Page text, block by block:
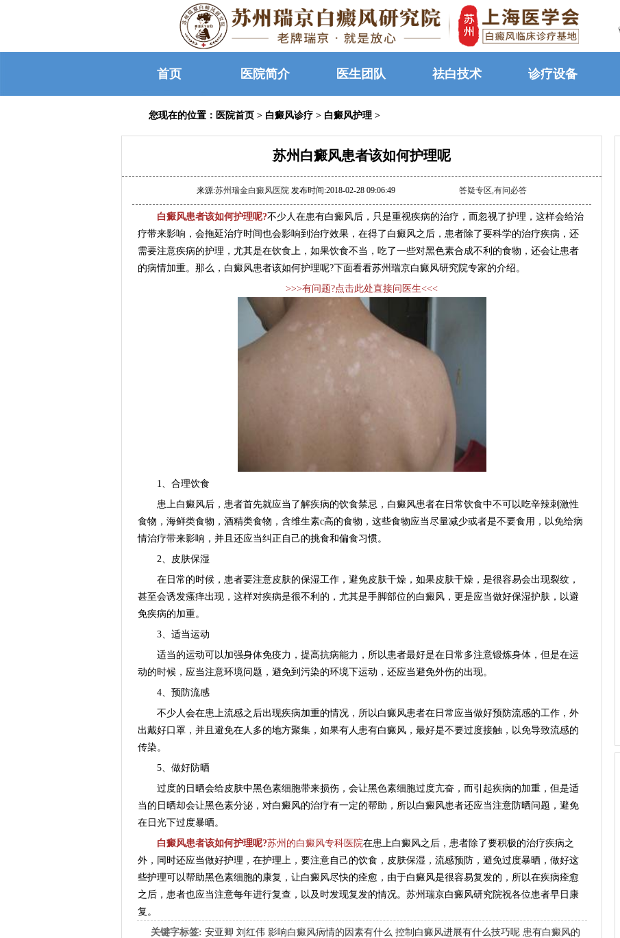
首页 医院简介 医生团队 祛白技术 诊疗设备
您现在的位置： 医院首页 > 白癜风诊疗 > 白癜风护理 >
苏州白癜风患者该如何护理呢
来源:苏州瑞金白癜风医院 发布时间:2018-02-28 09:06:49 答疑专区,有问必答
白癜风患者该如何护理呢?不少人在患有白癜风后，只是重视疾病的治疗，而忽视了护理，这样会给治
疗带来影响，会拖延治疗时间也会影响到治疗效果，在得了白癜风之后，患者除了要科学的治疗疾病，还
需要注意疾病的护理，尤其是在饮食上，如果饮食不当，吃了一些对黑色素合成不利的食物，还会让患者
的病情加重。那么，白癜风患者该如何护理呢?下面看看苏州瑞京白癜风研究院专家的介绍。
>>>有问题?点击此处直接问医生<<<
1、合理饮食
患上白癜风后，患者首先就应当了解疾病的饮食禁忌，白癜风患者在日常饮食中不可以吃辛辣刺激性
食物，海鲜类食物，酒精类食物，含维生素c高的食物，这些食物应当尽量减少或者是不要食用，以免给病
情治疗带来影响，并且还应当纠正自己的挑食和偏食习惯。
2、皮肤保湿
在日常的时候，患者要注意皮肤的保湿工作，避免皮肤干燥，如果皮肤干燥，是很容易会出现裂纹，
甚至会诱发瘙痒出现，这样对疾病是很不利的，尤其是手脚部位的白癜风，更是应当做好保湿护肤，以避
免疾病的加重。
3、适当运动
适当的运动可以加强身体免疫力，提高抗病能力，所以患者最好是在日常多注意锻炼身体，但是在运
动的时候，应当注意环境问题，避免到污染的环境下运动，还应当避免外伤的出现。
4、预防流感
不少人会在患上流感之后出现疾病加重的情况，所以白癜风患者在日常应当做好预防流感的工作，外
出戴好口罩，并且避免在人多的地方聚集，如果有人患有白癜风，最好是不要过度接触，以免导致流感的
传染。
5、做好防晒
过度的日晒会给皮肤中黑色素细胞带来损伤，会让黑色素细胞过度亢奋，而引起疾病的加重，但是适
当的日晒却会让黑色素分泌，对白癜风的治疗有一定的帮助，所以白癜风患者还应当注意防晒问题，避免
在日光下过度暴晒。
白癜风患者该如何护理呢?苏州的白癜风专科医院在患上白癜风之后，患者除了要积极的治疗疾病之
外，同时还应当做好护理，在护理上，要注意自己的饮食，皮肤保湿，流感预防，避免过度暴晒，做好这
些护理可以帮助黑色素细胞的康复，让白癜风尽快的痊愈，由于白癜风是很容易复发的，所以在疾病痊愈
之后，患者也应当注意每年进行复查，以及时发现复发的情况。苏州瑞京白癜风研究院祝各位患者早日康
复。
关键字标签: 安亚卿 刘红伟 影响白癜风病情的因素有什么 控制白癜风进展有什么技巧呢 患有白癜风的